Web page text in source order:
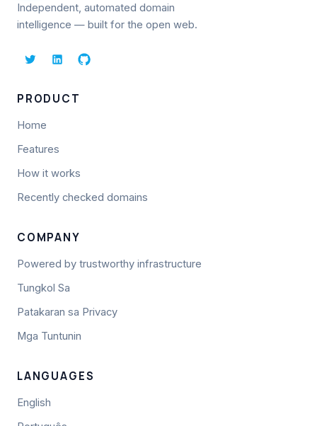
Independent, automated domain
intelligence — built for the open web.
PRODUCT
Home
Features
How it works
Recently checked domains
COMPANY
Powered by trustworthy infrastructure
Tungkol Sa
Patakaran sa Privacy
Mga Tuntunin
LANGUAGES
English